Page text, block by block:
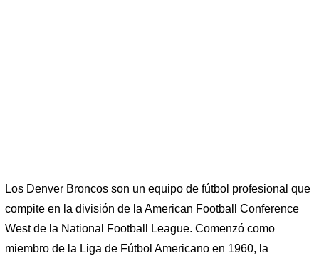
Los Denver Broncos son un equipo de fútbol profesional que
compite en la división de la American Football Conference
West de la National Football League. Comenzó como
miembro de la Liga de Fútbol Americano en 1960, la